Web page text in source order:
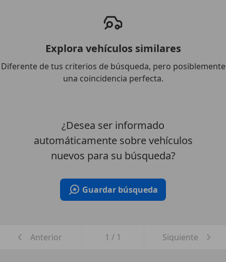
Explora vehículos similares
Diferente de tus criterios de búsqueda, pero posiblemente
una coincidencia perfecta.
¿Desea ser informado
automáticamente sobre vehículos
nuevos para su búsqueda?
Guardar búsqueda
Anterior 1 / 1 Siguiente